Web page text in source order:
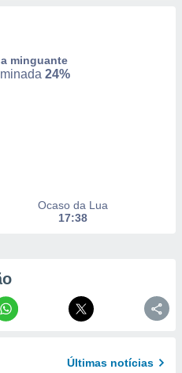
minguante
24%
Ocaso da Lua
17:38
Últimas notícias